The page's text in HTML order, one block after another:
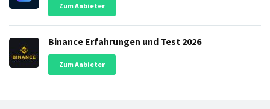
Zum Anbieter
Binance Erfahrungen und Test 2026
Zum Anbieter